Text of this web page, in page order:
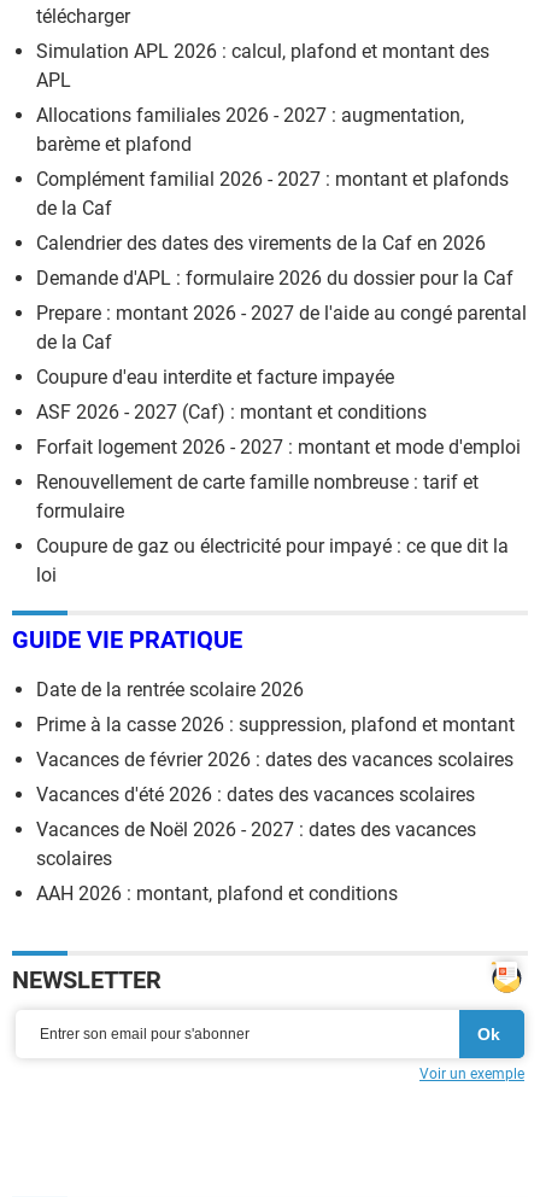
télécharger
Simulation APL 2026 : calcul, plafond et montant des
APL
Allocations familiales 2026 - 2027 : augmentation,
barème et plafond
Complément familial 2026 - 2027 : montant et plafonds
de la Caf
Calendrier des dates des virements de la Caf en 2026
Demande d'APL : formulaire 2026 du dossier pour la Caf
Prepare : montant 2026 - 2027 de l'aide au congé parental
de la Caf
Coupure d'eau interdite et facture impayée
ASF 2026 - 2027 (Caf) : montant et conditions
Forfait logement 2026 - 2027 : montant et mode d'emploi
Renouvellement de carte famille nombreuse : tarif et
formulaire
Coupure de gaz ou électricité pour impayé : ce que dit la
loi
GUIDE VIE PRATIQUE
Date de la rentrée scolaire 2026
Prime à la casse 2026 : suppression, plafond et montant
Vacances de février 2026 : dates des vacances scolaires
Vacances d'été 2026 : dates des vacances scolaires
Vacances de Noël 2026 - 2027 : dates des vacances
scolaires
AAH 2026 : montant, plafond et conditions
NEWSLETTER
Voir un exemple